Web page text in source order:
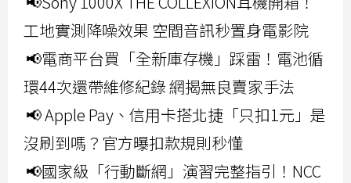
工地實測降噪效果 空間音訊秒置身電影院
📢電商平台買「全新庫存機」踩雷！電池循
環44次還帶維修紀錄 網揭無良賣家手法
📢 Apple Pay、信用卡搭北捷「只扣1元」是
沒刷到嗎？官方曝扣款規則秒懂
📢國家級「行動斷網」演習完整指引！NCC